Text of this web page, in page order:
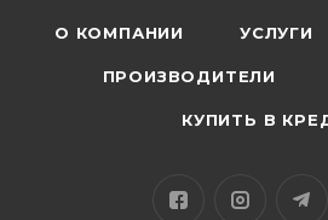
О КОМПАНИИ УСЛУГИ
ПРОИЗВОДИТЕЛИ
КУПИТЬ В